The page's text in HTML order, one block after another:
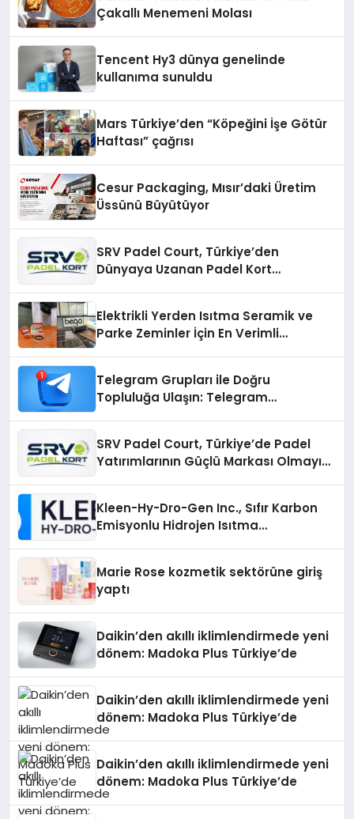
Çakallı Menemeni Molası
Tencent Hy3 dünya genelinde
kullanıma sunuldu
Mars Türkiye’den “Köpeğini İşe Götür
Haftası” çağrısı
Cesur Packaging, Mısır’daki Üretim
Üssünü Büyütüyor
SRV Padel Court, Türkiye’den
Dünyaya Uzanan Padel Kort
Elektrikli Yerden Isıtma Seramik ve
Parke Zeminler İçin En Verimli
Telegram Grupları ile Doğru
Topluluğa Ulaşın: Telegram
SRV Padel Court, Türkiye’de Padel
Yatırımlarının Güçlü Markası Olmayı
Kleen-Hy-Dro-Gen Inc., Sıfır Karbon
Emisyonlu Hidrojen Isıtma
Marie Rose kozmetik sektörüne giriş
yaptı
Daikin’den akıllı iklimlendirmede yeni
dönem: Madoka Plus Türkiye’de
Daikin’den akıllı iklimlendirmede yeni
dönem: Madoka Plus Türkiye’de
Daikin’den akıllı iklimlendirmede yeni
dönem: Madoka Plus Türkiye’de